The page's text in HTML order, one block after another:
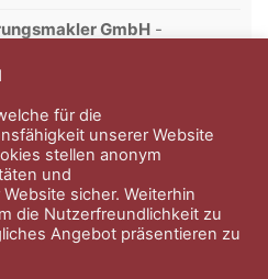
GmbH -
seit über 30 Jahren.
Über uns
für die
unserer Website
stellen anonym
und
sicher. Weiterhin
die Nutzerfreundlichkeit zu
Angebot präsentieren zu